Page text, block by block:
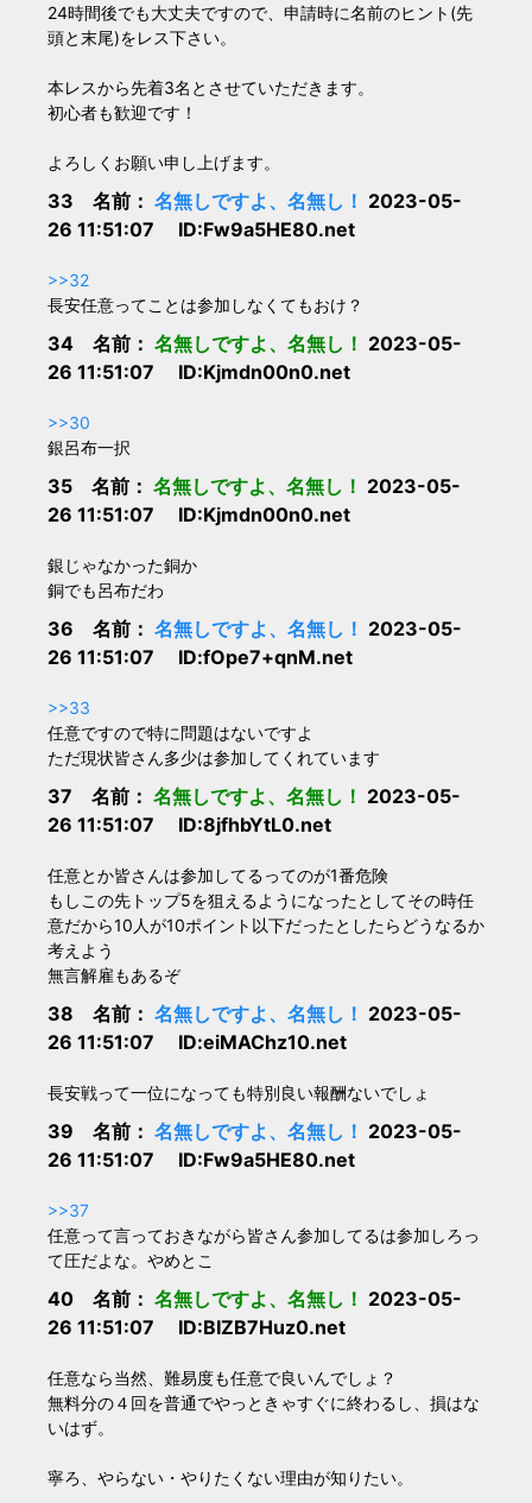
24時間後でも大丈夫ですので、申請時に名前のヒント(先
頭と末尾)をレス下さい。
本レスから先着3名とさせていただきます。
初心者も歓迎です！
よろしくお願い申し上げます。
33 名前： 名無しですよ、名無し！ 2023-05-
26 11:51:07 ID:Fw9a5HE80.net
>>32
長安任意ってことは参加しなくてもおけ？
34 名前： 名無しですよ、名無し！ 2023-05-
26 11:51:07 ID:Kjmdn00n0.net
>>30
銀呂布一択
35 名前： 名無しですよ、名無し！ 2023-05-
26 11:51:07 ID:Kjmdn00n0.net
銀じゃなかった銅か
銅でも呂布だわ
36 名前： 名無しですよ、名無し！ 2023-05-
26 11:51:07 ID:fOpe7+qnM.net
>>33
任意ですので特に問題はないですよ
ただ現状皆さん多少は参加してくれています
37 名前： 名無しですよ、名無し！ 2023-05-
26 11:51:07 ID:8jfhbYtL0.net
任意とか皆さんは参加してるってのが1番危険
もしこの先トップ5を狙えるようになったとしてその時任
意だから10人が10ポイント以下だったとしたらどうなるか
考えよう
無言解雇もあるぞ
38 名前： 名無しですよ、名無し！ 2023-05-
26 11:51:07 ID:eiMAChz10.net
長安戦って一位になっても特別良い報酬ないでしょ
39 名前： 名無しですよ、名無し！ 2023-05-
26 11:51:07 ID:Fw9a5HE80.net
>>37
任意って言っておきながら皆さん参加してるは参加しろっ
て圧だよな。やめとこ
40 名前： 名無しですよ、名無し！ 2023-05-
26 11:51:07 ID:BIZB7Huz0.net
任意なら当然、難易度も任意で良いんでしょ？
無料分の４回を普通でやっときゃすぐに終わるし、損はな
いはず。
寧ろ、やらない・やりたくない理由が知りたい。